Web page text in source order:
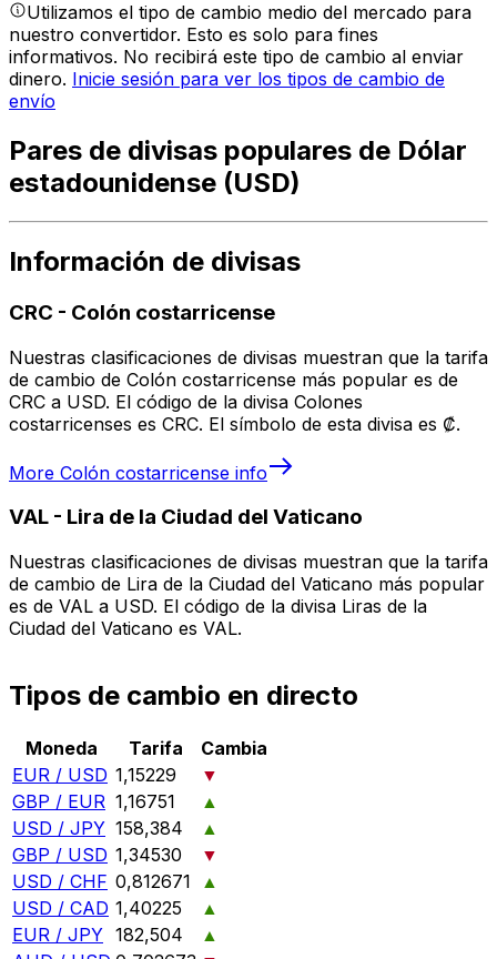
Utilizamos el tipo de cambio medio del mercado para
nuestro convertidor. Esto es solo para fines
informativos. No recibirá este tipo de cambio al enviar
dinero. Inicie sesión para ver los tipos de cambio de
envío
Pares de divisas populares de Dólar
estadounidense (USD)
Información de divisas
CRC - Colón costarricense
Nuestras clasificaciones de divisas muestran que la tarifa
de cambio de Colón costarricense más popular es de
CRC a USD. El código de la divisa Colones
costarricenses es CRC. El símbolo de esta divisa es ₡.
More Colón costarricense info
VAL - Lira de la Ciudad del Vaticano
Nuestras clasificaciones de divisas muestran que la tarifa
de cambio de Lira de la Ciudad del Vaticano más popular
es de VAL a USD. El código de la divisa Liras de la
Ciudad del Vaticano es VAL.
Tipos de cambio en directo
Moneda Tarifa
Cambia
EUR / USD 1,15229
▼
GBP / EUR 1,16751
▲
USD / JPY 158,384
▲
GBP / USD 1,34530
▼
USD / CHF 0,812671
▲
USD / CAD 1,40225
▲
EUR / JPY 182,504
▲